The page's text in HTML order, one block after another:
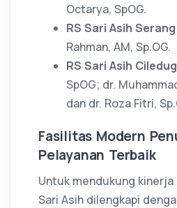
Octarya, SpOG.
RS Sari Asih
Rahman, AM, Sp.OG.
RS Sari Asih
SpOG; dr.
dan dr. Roza Fitri,
Fasilitas Modern
Pelayanan Terbaik
Untuk mendukung kinerja
Sari Asih dilengkapi